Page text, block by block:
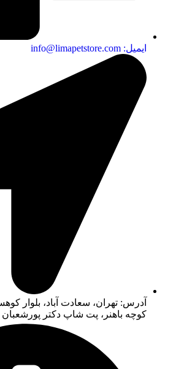
ایمیل: info@limapetstore.com
آدرس: تهران، سعادت آباد، بلوار
کوچه باهنر، پت شاپ دکتر پورشعبان